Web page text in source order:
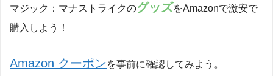
マジック：マナストライクのグッズをAmazonで激安で
購入しよう！
Amazon クーポンを事前に確認してみよう。